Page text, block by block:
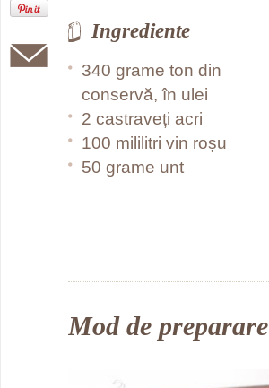
Ingrediente
340 grame ton din
conservă, în ulei
2 castraveți acri
100 mililitri vin roșu
50 grame unt
Mod de preparare